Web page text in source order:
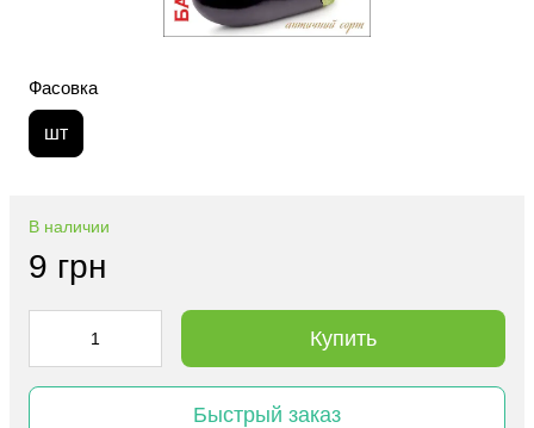
Фасовка
шт
В наличии
9 грн
Купить
Быстрый заказ